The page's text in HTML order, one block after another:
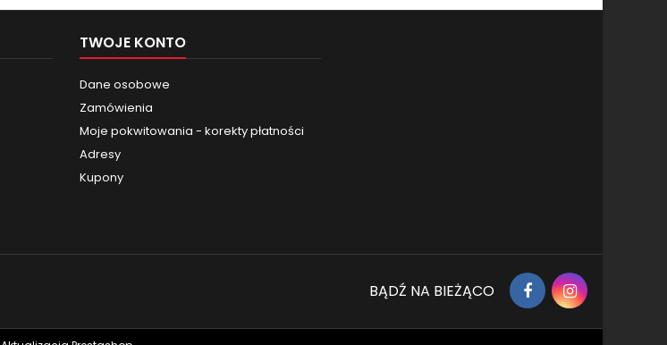
TWOJE KONTO
Dane osobowe
Zamówienia
Moje pokwitowania - korekty płatności
Adresy
Kupony
FacebookInstagram
BĄDŹ NA BIEŻĄCO